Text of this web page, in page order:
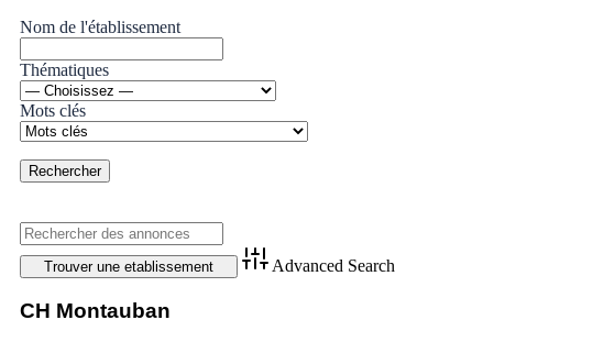
Nom de l'établissement
Thématiques
Mots clés
Advanced Search
CH Montauban